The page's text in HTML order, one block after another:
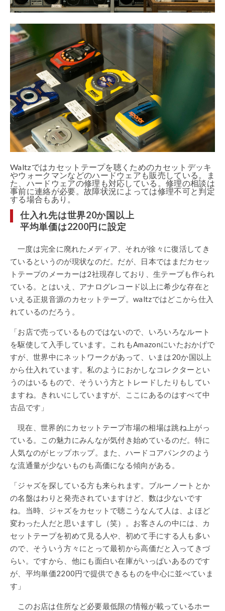
Waltzではカセットテープを聴くためのカセットデッキ
やウォークマンなどのハードウェアも販売している。ま
た、ハードウェアの修理も対応している。修理の相談は
事前に連絡が必要。故障状況によっては修理不可と判定
する場合もあり。
仕入れ先は世界20か国以上
平均単価は2200円に設定
一度は完全に廃れたメディア、それが徐々に復活してき
ているというのが現状なのだ。だが、日本ではまだカセッ
トテープのメーカーは2社現存しており、生テープも作られ
ている。とはいえ、アナログレコード以上に希少な存在と
いえる正規音源のカセットテープ。waltzではどこから仕入
れているのだろう。
「お店で売っているものではないので、いろいろなルート
を駆使して入手しています。これもAmazonにいたおかげで
すが、世界中にネットワークがあって、いまは20か国以上
から仕入れています。私のようにおかしなコレクターとい
うのはいるもので、そういう方とトレードしたりもしてい
ますね。きれいにしていますが、ここにあるのはすべて中
古品です」
現在、世界的にカセットテープ市場の相場は跳ね上がっ
ている。この魅力にみんなが気付き始めているのだ。特に
人気なのがヒップホップ。また、ハードコアパンクのよう
な流通量が少ないものも高価になる傾向がある。
「ジャズを探している方も来られます。ブルーノートとか
の名盤はわりと発売されていますけど、数は少ないです
ね。当時、ジャズをカセットで聴こうなんて人は、よほど
変わった人だと思いますし（笑）。お客さんの中には、カ
セットテープを初めて見る人や、初めて手にする人も多い
ので、そういう方々にとって最初から高価だと入ってきづ
らい。ですから、他にも面白い在庫がいっぱいあるのです
が、平均単価2200円で提供できるものを中心に並べていま
す」
このお店は住所など必要最低限の情報が載っているホー